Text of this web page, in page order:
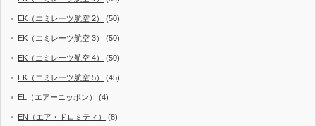
EK（エミレーツ航空 2） (50)
EK（エミレーツ航空 3） (50)
EK（エミレーツ航空 4） (50)
EK（エミレーツ航空 5） (45)
EL（エアーニッポン） (4)
EN（エア・ドロミティ） (8)